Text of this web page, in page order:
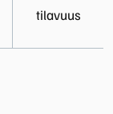
tilavuus